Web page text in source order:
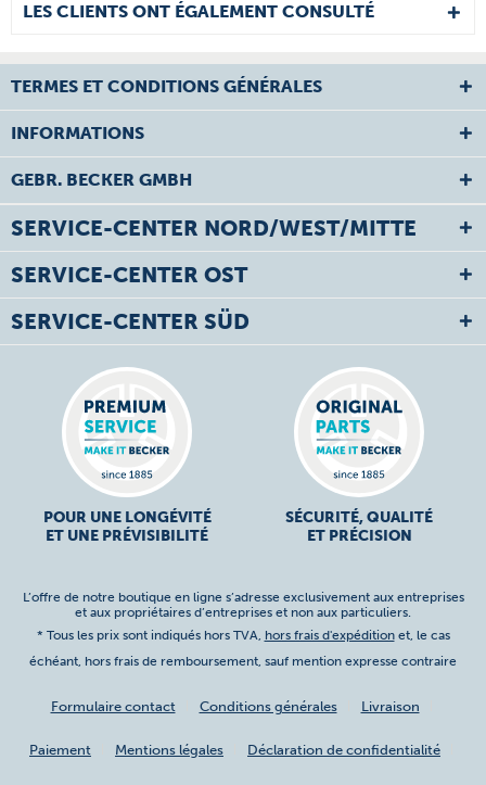
LES CLIENTS ONT ÉGALEMENT CONSULTÉ
TERMES ET CONDITIONS GÉNÉRALES
INFORMATIONS
GEBR. BECKER GMBH
SERVICE-CENTER NORD/WEST/MITTE
SERVICE-CENTER OST
SERVICE-CENTER SÜD
POUR UNE LONGÉVITÉ
ET UNE PRÉVISIBILITÉ
SÉCURITÉ, QUALITÉ
ET PRÉCISION
L’offre de notre boutique en ligne s’adresse exclusivement aux entreprises
et aux propriétaires d’entreprises et non aux particuliers.
* Tous les prix sont indiqués hors TVA, hors frais d'expéditionet, le cas
échéant, hors frais de remboursement, sauf mention expresse contraire
Formulaire contact Conditions générales Livraison
Paiement Mentions légales Déclaration de confidentialité